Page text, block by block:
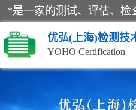
优弘(上海)检测技
YOHO Certification
RECYCLASS认证